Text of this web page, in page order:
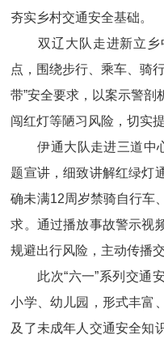
夯实乡村交通安全基础。
双辽大队走进新立
点，围绕步行、乘车、骑
带”安全要求，以案示警
闯红灯等陋习风险，切实
伊通大队走进三道中
题宣讲，细致讲解红绿灯
确未满12周岁禁骑自行车
求。通过播放事故警示视
规避出行风险，主动传播
此次“六一”系列交通
小学、幼儿园，形式丰富
及了未成年人交通安全知